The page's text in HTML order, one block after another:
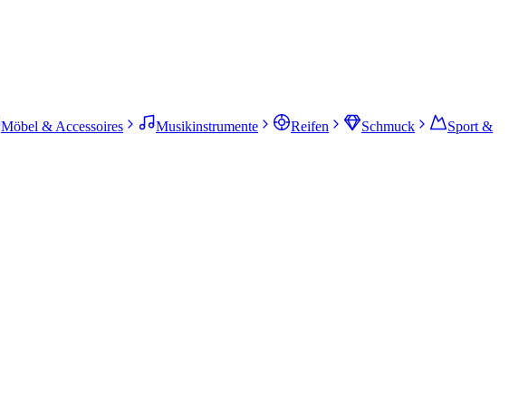
Möbel & Accessoires Musikinstrumente Reifen Schmuck
Sport &